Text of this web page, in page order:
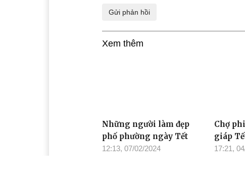
Xem thêm
Những người làm đẹp
phố phường ngày Tết
12:13, 07/02/2024
Chợ
giáp
17:21,